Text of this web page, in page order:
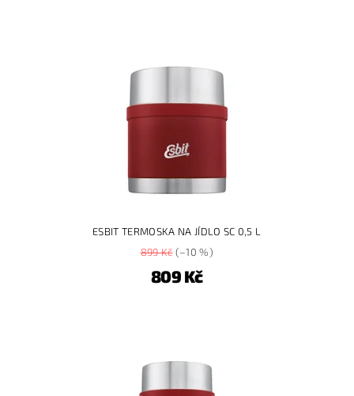
ESBIT TERMOSKA NA JÍDLO SC 0,5 L
899 Kč(–10 %)
809 Kč